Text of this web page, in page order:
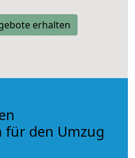
erhalten
für den Umzug